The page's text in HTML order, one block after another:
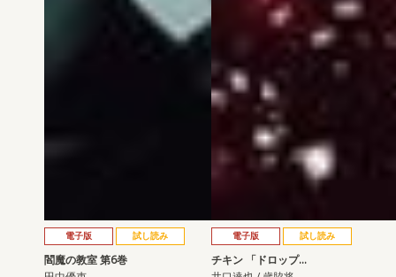
電子版 試し読み
閻魔の教室 第6巻
電子版 試し読み
チキン 「ドロップ…